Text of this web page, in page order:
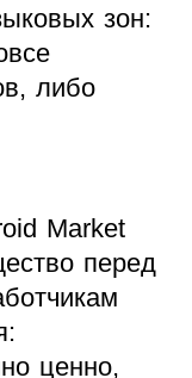
зон:
либо
Market
перед
ценно,